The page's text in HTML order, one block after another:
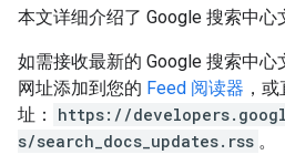
本文详细介绍了 Google 搜索中心
如需接收最新的 Google 搜索中
网址添加到您的 Feed 阅读器 ，
址：
https://
s/search_docs_updates.rss 。